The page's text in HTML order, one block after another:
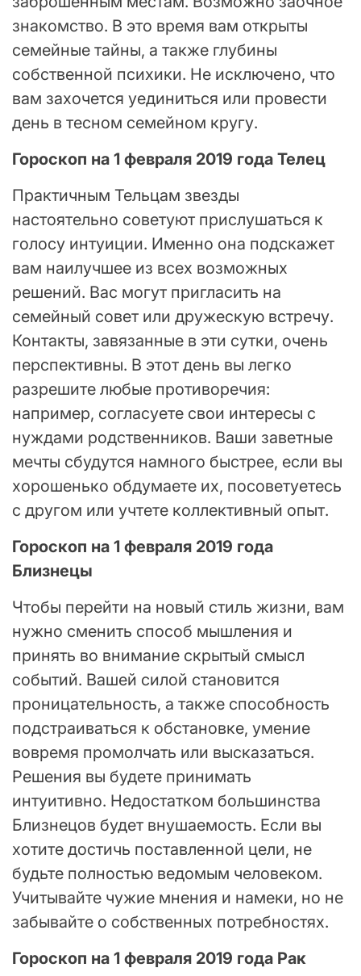
знакомство. В это время вам открыты
семейные тайны, а также глубины
собственной психики. Не исключено, что
вам захочется уединиться или провести
день в тесном семейном кругу.
Гороскоп на 1 февраля 2019 года Телец
Практичным Тельцам звезды
настоятельно советуют прислушаться к
голосу интуиции. Именно она подскажет
вам наилучшее из всех возможных
решений. Вас могут пригласить на
семейный совет или дружескую встречу.
Контакты, завязанные в эти сутки, очень
перспективны. В этот день вы легко
разрешите любые противоречия:
например, согласуете свои интересы с
нуждами родственников. Ваши заветные
мечты сбудутся намного быстрее, если вы
хорошенько обдумаете их, посоветуетесь
с другом или учтете коллективный опыт.
Гороскоп на 1 февраля 2019 года
Близнецы
Чтобы перейти на новый стиль жизни, вам
нужно сменить способ мышления и
принять во внимание скрытый смысл
событий. Вашей силой становится
проницательность, а также способность
подстраиваться к обстановке, умение
вовремя промолчать или высказаться.
Решения вы будете принимать
интуитивно. Недостатком большинства
Близнецов будет внушаемость. Если вы
хотите достичь поставленной цели, не
будьте полностью ведомым человеком.
Учитывайте чужие мнения и намеки, но не
забывайте о собственных потребностях.
Гороскоп на 1 февраля 2019 года Рак